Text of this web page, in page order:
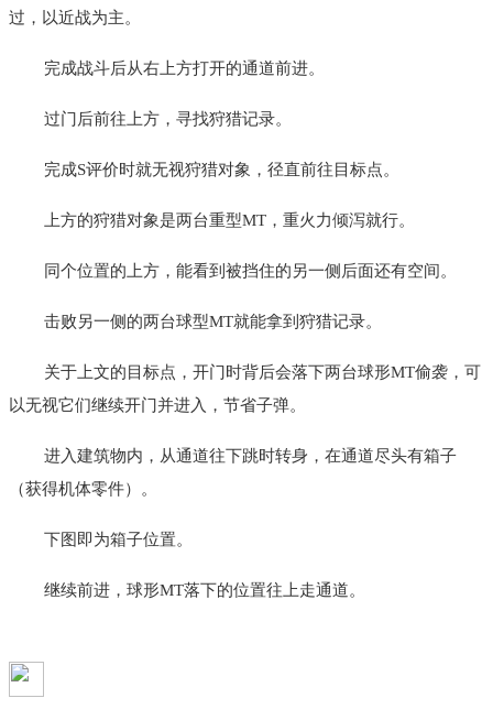
过，以近战为主。
完成战斗后从右上方打开的通道前进。
过门后前往上方，寻找狩猎记录。
完成S评价时就无视狩猎对象，径直前往目标点。
上方的狩猎对象是两台重型MT，重火力倾泻就行。
同个位置的上方，能看到被挡住的另一侧后面还有空间。
击败另一侧的两台球型MT就能拿到狩猎记录。
关于上文的目标点，开门时背后会落下两台球形MT偷袭，可
以无视它们继续开门并进入，节省子弹。
进入建筑物内，从通道往下跳时转身，在通道尽头有箱子
（获得机体零件）。
下图即为箱子位置。
继续前进，球形MT落下的位置往上走通道。